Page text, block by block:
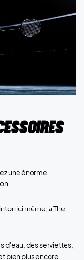
une énorme
ici même, à The
d'eau, des serviettes,
bien plus encore.